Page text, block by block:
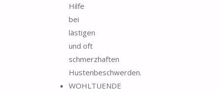
Hilfe
bei
lästigen
und oft
schmerzhaften
Hustenbeschwerden.
WOHLTUENDE